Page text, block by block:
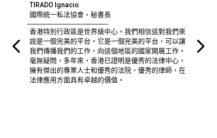
TIRADO Ignacio
國際統一私法協會・秘書長
香港特別行政區是世界級中心。我們相信這對我們來
說是一個完美的平台。它是一個完美的平台，可以讓
我們傳播我們的工作，向這個地區的國家開展工作。
毫無疑問，多年來，香港已證明是優秀的法律中心，
擁有傑出的專業人士和優秀的法院，優秀的律師，在
法律應用方面具有卓越的價值。